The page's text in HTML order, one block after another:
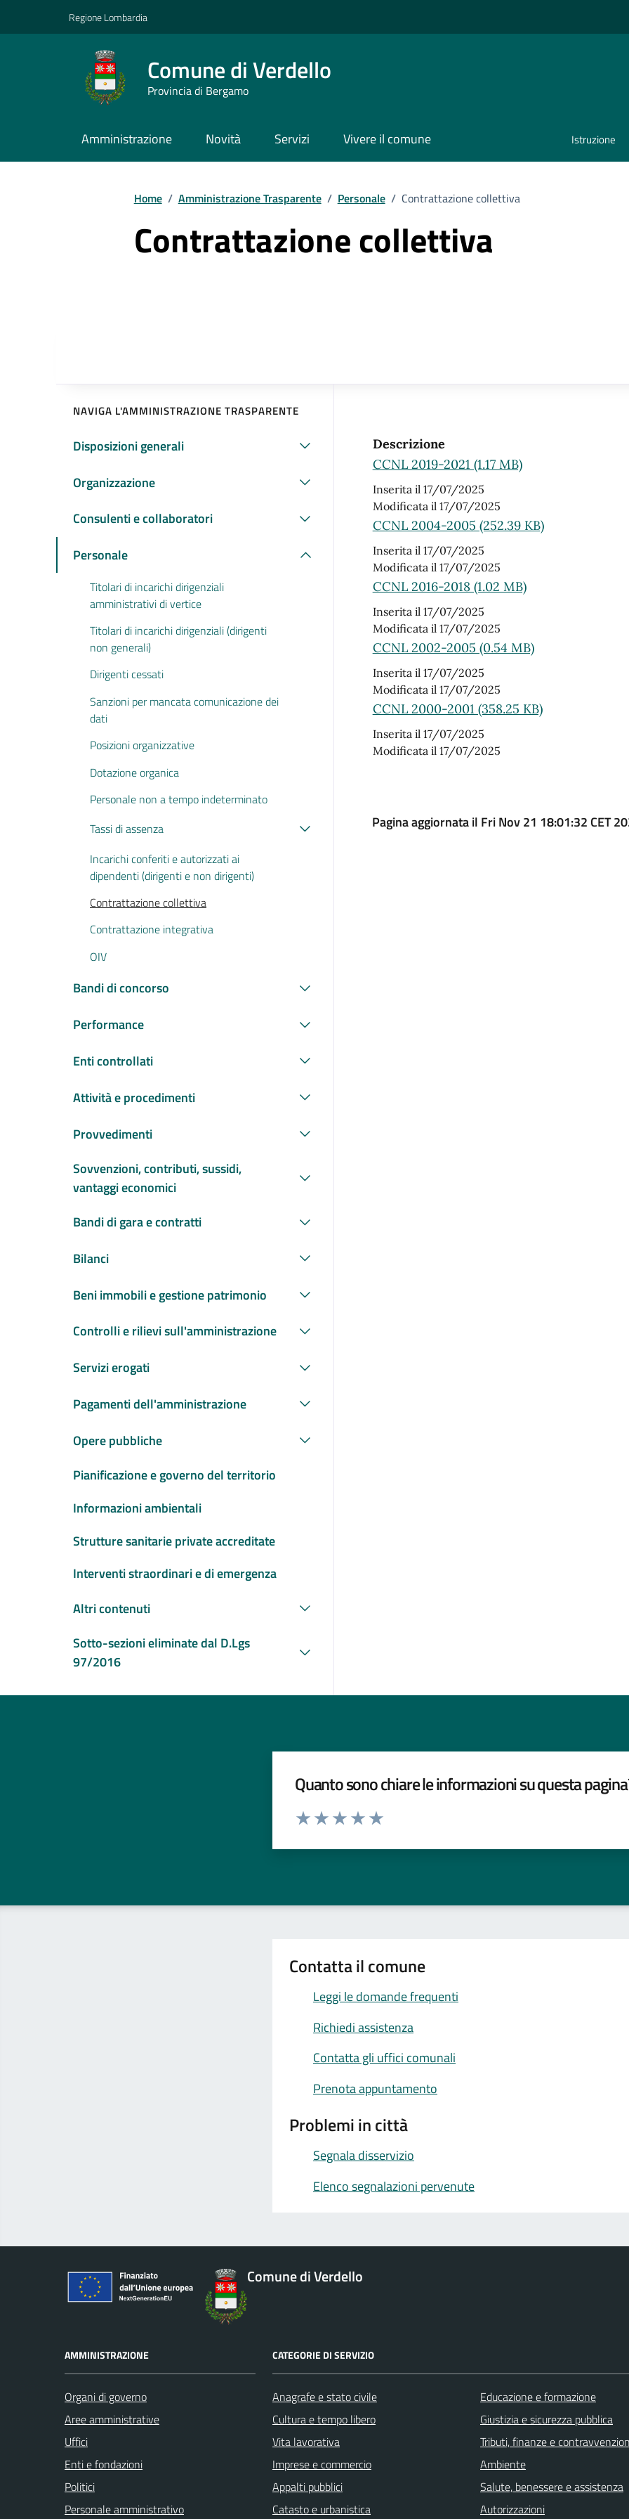
Regione Lombardia
Comune di Verdello
Provincia di Bergamo
Amministrazione Novità Servizi Vivere il comune Istruzione
Home / Amministrazione Trasparente / Personale / Contrattazione collettiva
Contrattazione collettiva
NAVIGA L'AMMINISTRAZIONE TRASPARENTE
Disposizioni generali
Organizzazione
Consulenti e collaboratori
Personale
Titolari di incarichi dirigenziali
amministrativi di vertice
Titolari di incarichi dirigenziali (dirigenti
non generali)
Dirigenti cessati
Sanzioni per mancata comunicazione dei
dati
Posizioni organizzative
Dotazione organica
Personale non a tempo indeterminato
Tassi di assenza
Incarichi conferiti e autorizzati ai
dipendenti (dirigenti e non dirigenti)
Contrattazione collettiva
Contrattazione integrativa
OIV
Bandi di concorso
Performance
Enti controllati
Attività e procedimenti
Provvedimenti
Sovvenzioni, contributi, sussidi,
vantaggi economici
Bandi di gara e contratti
Bilanci
Beni immobili e gestione patrimonio
Controlli e rilievi sull'amministrazione
Servizi erogati
Pagamenti dell'amministrazione
Opere pubbliche
Pianificazione e governo del territorio
Informazioni ambientali
Strutture sanitarie private accreditate
Interventi straordinari e di emergenza
Altri contenuti
Sotto-sezioni eliminate dal D.Lgs
97/2016
Descrizione
CCNL 2019-2021 (1.17 MB)
Inserita il 17/07/2025
Modificata il 17/07/2025
CCNL 2004-2005 (252.39 KB)
Inserita il 17/07/2025
Modificata il 17/07/2025
CCNL 2016-2018 (1.02 MB)
Inserita il 17/07/2025
Modificata il 17/07/2025
CCNL 2002-2005 (0.54 MB)
Inserita il 17/07/2025
Modificata il 17/07/2025
CCNL 2000-2001 (358.25 KB)
Inserita il 17/07/2025
Modificata il 17/07/2025
Pagina aggiornata il Fri Nov 21 18:01:32 CET
Quanto sono chiare le informazioni su questa
Valuta da 1 a 5 stelle la pagina
Contatta il comune
Leggi le domande frequenti
Richiedi assistenza
Contatta gli uffici comunali
Prenota appuntamento
Problemi in città
Segnala disservizio
Elenco segnalazioni pervenute
Comune di Verdello
AMMINISTRAZIONE
Organi di governo
Aree amministrative
Uffici
Enti e fondazioni
Politici
Personale amministrativo
CATEGORIE DI SERVIZIO
Anagrafe e stato civile
Cultura e tempo libero
Vita lavorativa
Imprese e commercio
Appalti pubblici
Catasto e urbanistica
Educazione e formazione
Giustizia e sicurezza pubblica
Tributi, finanze e
Ambiente
Salute, benessere e assistenza
Autorizzazioni